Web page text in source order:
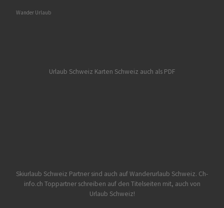
Wander Urlaub
Urlaub Schweiz Karten Schweiz auch als PDF
Skiurlaub Schweiz Partner sind auch auf Wanderurlaub Schweiz. Ch-
info.ch Toppartner schreiben auf den Titelseiten mit, auch von
Urlaub Schweiz!